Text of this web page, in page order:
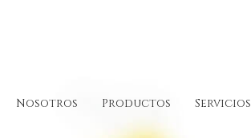
Nosotros Productos Servicios